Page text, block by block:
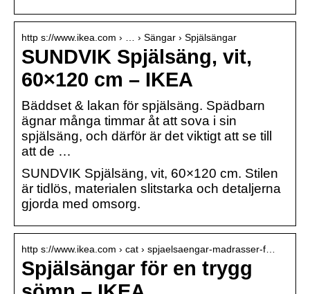
http s://www.ikea.com › … › Sängar › Spjälsängar
SUNDVIK Spjälsäng, vit,
60×120 cm – IKEA
Bäddset & lakan för spjälsäng. Spädbarn
ägnar många timmar åt att sova i sin
spjälsäng, och därför är det viktigt att se till
att de …
SUNDVIK Spjälsäng, vit, 60×120 cm. Stilen
är tidlös, materialen slitstarka och detaljerna
gjorda med omsorg.
http s://www.ikea.com › cat › spjaelsaengar-madrasser-f…
Spjälsängar för en trygg